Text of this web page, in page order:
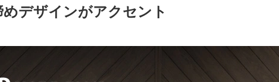
デザインがアクセント